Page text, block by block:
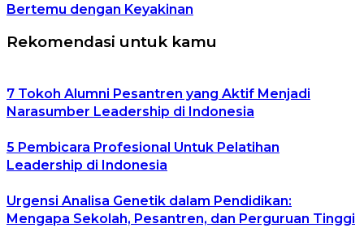
Bertemu dengan Keyakinan
Rekomendasi untuk kamu
7 Tokoh Alumni Pesantren yang Aktif Menjadi
Narasumber Leadership di Indonesia
5 Pembicara Profesional Untuk Pelatihan
Leadership di Indonesia
Urgensi Analisa Genetik dalam Pendidikan:
Mengapa Sekolah, Pesantren, dan Perguruan Tinggi